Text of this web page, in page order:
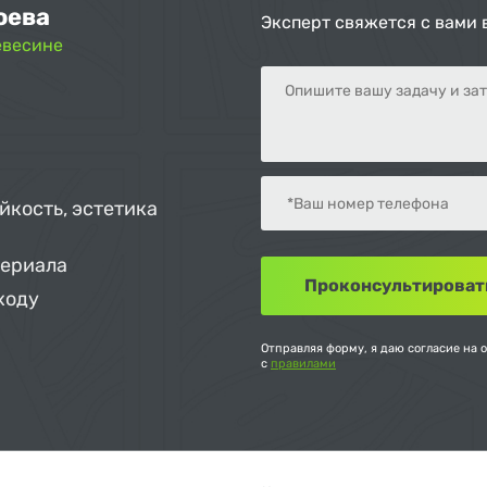
эстетика
Эксперт свяжется с вами
Отправляя форму, я даю согласие на
с правилами